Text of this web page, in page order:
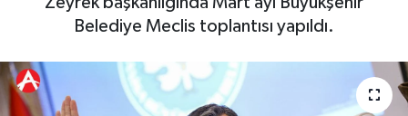
Belediye Meclis toplantısı yapıldı.
Magazin
Duyurular
Kadın
Teknoloji
Duyurular
Tarım-Gıda